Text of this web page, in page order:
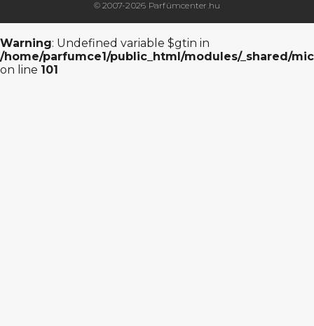
© 2007-2026 Parfümcenter.hu
Warning: Undefined variable $gtin in
/home/parfumce1/public_html/modules/_shared/
on line 101